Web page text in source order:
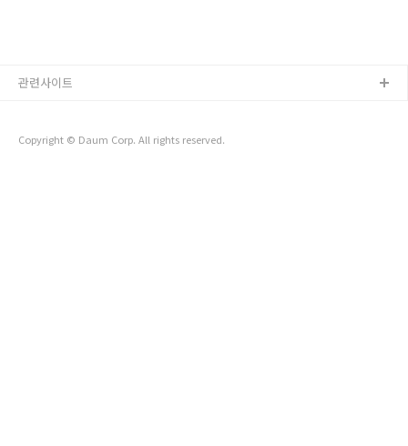
一個充電座＆充電線就沒了 實體顏色真的很漂亮的星光
之外，觸控面板的大小也是M2比較大！ 因為M2 把上面的
Copyright © Daum Corp. All rights reserved.
관련사이트